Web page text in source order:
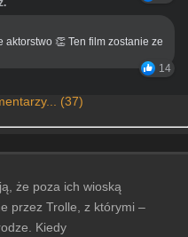
👏 Ten film zostanie ze
14
(37)
że poza ich wioską
przez Trolle, z którymi –
Kiedy